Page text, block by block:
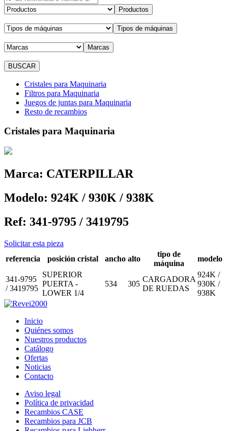
Productos
Tipos de máquinas
Marcas
Cristales para Maquinaria
Filtros para Maquinaria
Juegos de juntas para Maquinaria
Resto de recambios
Cristales para Maquinaria
Marca: CATERPILLAR
Modelo: 924K / 930K / 938K
Ref: 341-9795 / 3419795
Solicitar esta pieza
referencia
posición cristal ancho alto
tipo de
máquina
modelo
341-9795
/ 3419795
SUPERIOR
PUERTA -
LOWER 1/4
534 305
CARGADORA
DE RUEDAS
924K /
930K /
938K
Inicio
Quiénes somos
Nuestros productos
Catálogo
Ofertas
Noticias
Contacto
Aviso legal
Política de privacidad
Recambios CASE
Recambios para JCB